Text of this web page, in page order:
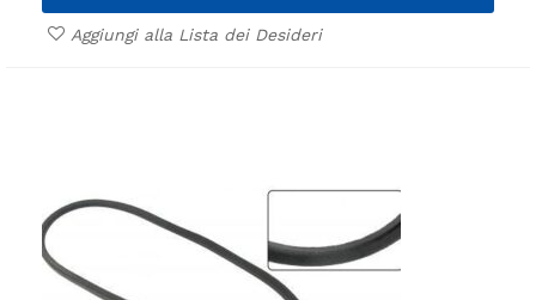
Aggiungi alla Lista dei Desideri